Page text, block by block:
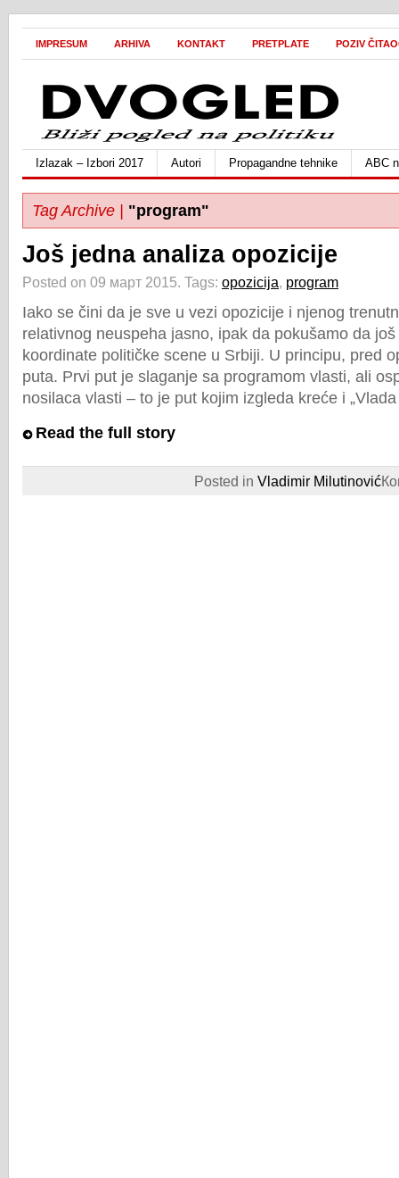
IMPRESUM ARHIVA KONTAKT PRETPLATE POZIV
Izlazak – Izbori 2017 Autori Propagandne tehnike ABC
Tag Archive | "program"
Još jedna analiza opozicije
Posted on 09 март 2015. Tags: opozicija, program
Iako se čini da je sve u vezi opozicije i njenog
relativnog neuspeha jasno, ipak da pokušamo da
koordinate političke scene u Srbiji. U principu, pred
puta. Prvi put je slaganje sa programom vlasti, ali
nosilaca vlasti – to je put kojim izgleda kreće i
Read the full story
Posted in Vladimir Milutinović